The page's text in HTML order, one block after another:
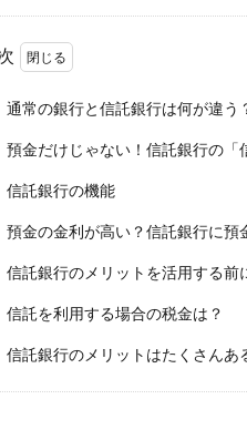
通常の銀行と信託銀行は何が違う
預金だけじゃない！信託銀行の「
信託銀行の機能
預金の金利が高い？信託銀行に預
信託銀行のメリットを活用する前
信託を利用する場合の税金は？
信託銀行のメリットはたくさんあ